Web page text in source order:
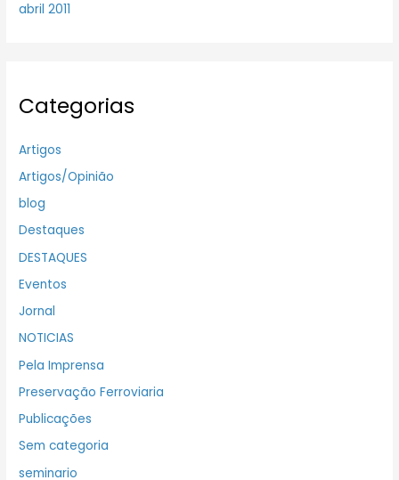
abril 2011
Categorias
Artigos
Artigos/Opinião
blog
Destaques
DESTAQUES
Eventos
Jornal
NOTICIAS
Pela Imprensa
Preservação Ferroviaria
Publicações
Sem categoria
seminario